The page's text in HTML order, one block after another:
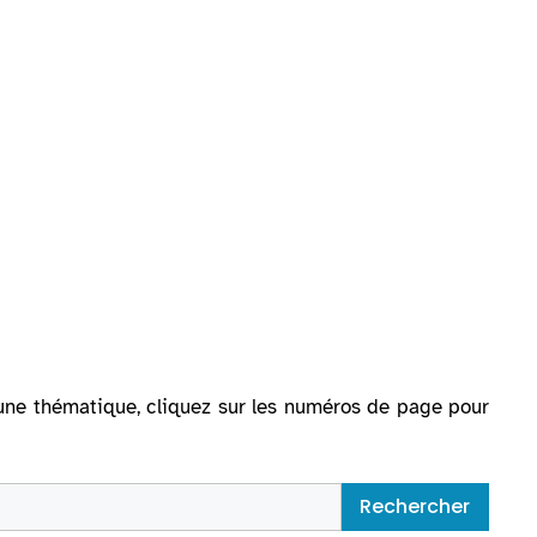
thématique, cliquez sur les numéros de page pour
Rechercher